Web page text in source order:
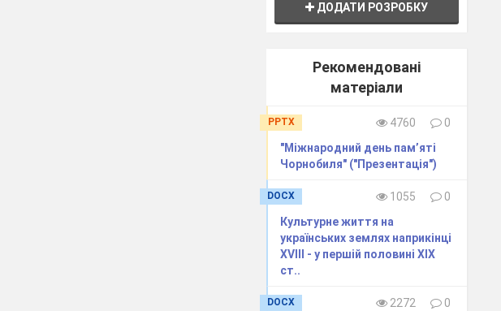
Історико-етнографічні
ДОДАТИ РОЗРОБКУ
Рекомендовані
матеріали
PPTX 4760
0
"Міжнародний день пам’яті
Чорнобиля" ("Презентація")
DOCX 1055
0
Культурне життя на
українських землях наприкінці
XVIII - у першій половині XIX
ст..
DOCX 2272
0